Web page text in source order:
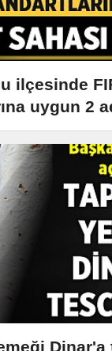
ilçesinde
uygun 2